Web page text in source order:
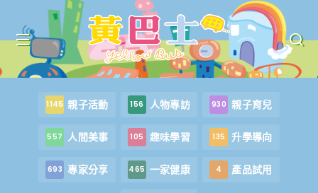
1145 親子活動 156 人物專訪 930 親子育兒
557 人間美事 105 趣味學習 135 升學導向
693 專家分享 465 一家健康 4 產品試用